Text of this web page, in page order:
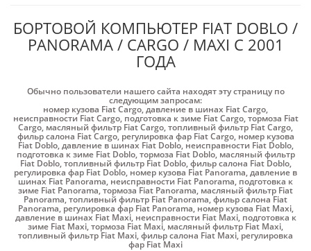
БОРТОВОЙ КОМПЬЮТЕР FIAT DOBLO /
PANORAMA / CARGO / MAXI С 2001
ГОДА
Обычно пользователи нашего сайта находят эту страницу по
следующим запросам:
номер кузова Fiat Cargo,давление в шинах Fiat Cargo,
неисправности Fiat Cargo, подготовка к зиме Fiat Cargo,тормоза Fiat
Cargo, масляный фильтр Fiat Cargo,топливный фильтр Fiat Cargo,
фильр салона Fiat Cargo, регулировка фар Fiat Cargo, номер кузова
Fiat Doblo,давление в шинах Fiat Doblo, неисправности Fiat Doblo,
подготовка к зиме Fiat Doblo,тормоза Fiat Doblo, масляный фильтр
Fiat Doblo,топливный фильтр Fiat Doblo,фильр салона Fiat Doblo,
регулировка фар Fiat Doblo, номер кузова Fiat Panorama,давление в
шинах Fiat Panorama, неисправности Fiat Panorama, подготовка к
зиме Fiat Panorama,тормоза Fiat Panorama, масляный фильтр Fiat
Panorama,топливный фильтр Fiat Panorama,фильр салона Fiat
Panorama, регулировка фар Fiat Panorama, номер кузова Fiat Maxi,
давление в шинах Fiat Maxi, неисправности Fiat Maxi, подготовка к
зиме Fiat Maxi,тормоза Fiat Maxi, масляный фильтр Fiat Maxi,
топливный фильтр Fiat Maxi,фильр салона Fiat Maxi,регулировка
фар Fiat Maxi